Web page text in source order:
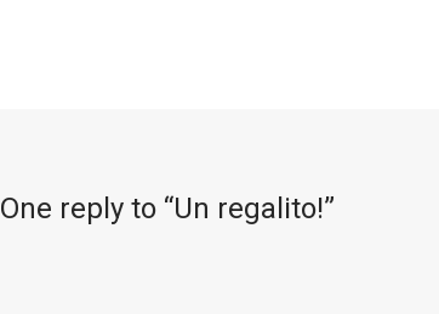
One reply to “Un regalito!”